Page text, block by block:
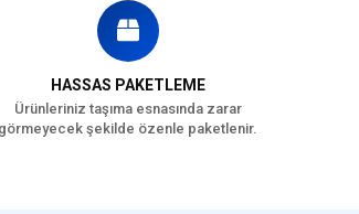
HASSAS PAKETLEME
Ürünleriniz taşıma esnasında zarar
görmeyecek şekilde özenle paketlenir.